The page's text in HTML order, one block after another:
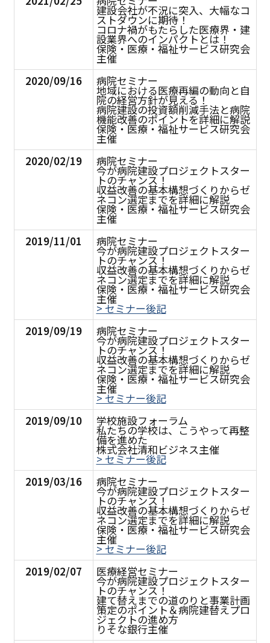
建設会社が不況に突入、大幅なコ
ストダウンに期待！
コロナ禍がもたらした医療界・建
設業界へのインパクトとは！
保険・医療・福祉サービス研究会
主催
2020/09/16
病院セミナー
地域における医療再編の動向と自
院の経営方針が見える！
病院建設の投資額削減手法と病院
機能改善のポイントを詳細に解説
保険・医療・福祉サービス研究会
主催
2020/02/19
病院セミナー
今が病院建設プロジェクトスター
トのチャンス！
収益改善の基本構想づくりからゼ
ネコン選定までを詳細に解説
保険・医療・福祉サービス研究会
主催
2019/11/01
病院セミナー
今が病院建設プロジェクトスター
トのチャンス！
収益改善の基本構想づくりからゼ
ネコン選定までを詳細に解説
保険・医療・福祉サービス研究会
主催
> セミナー後記
2019/09/19
病院セミナー
今が病院建設プロジェクトスター
トのチャンス！
収益改善の基本構想づくりからゼ
ネコン選定までを詳細に解説
保険・医療・福祉サービス研究会
主催
> セミナー後記
2019/09/10
学校施設フォーラム
私たちの学校は、こうやって再整
備を進めた
株式会社清和ビジネス主催
> セミナー後記
2019/03/16
病院セミナー
今が病院建設プロジェクトスター
トのチャンス！
収益改善の基本構想づくりからゼ
ネコン選定までを詳細に解説
保険・医療・福祉サービス研究会
主催
> セミナー後記
2019/02/07
医療経営セミナー
今が病院建設プロジェクトスター
トのチャンス！
建て替えまでの道のりと事業計画
策定のポイント＆病院建替えプロ
ジェクトの進め方
りそな銀行主催